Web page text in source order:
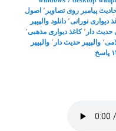
پیامبر روی تصاویر ٬ اصول
دیواری نورانی٬ دانلود والپیپر
حدیث دار ٬ کاغذ دیواری مذهبی٬
٬ والپیپر حدیث دار ٬ والپیپر
پاسخ